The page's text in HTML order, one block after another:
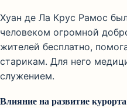
Хуан де Ла Крус Рамос
человеком огромной
жителей бесплатно,
старикам. Для него
служением.
Влияние на развитие курорта